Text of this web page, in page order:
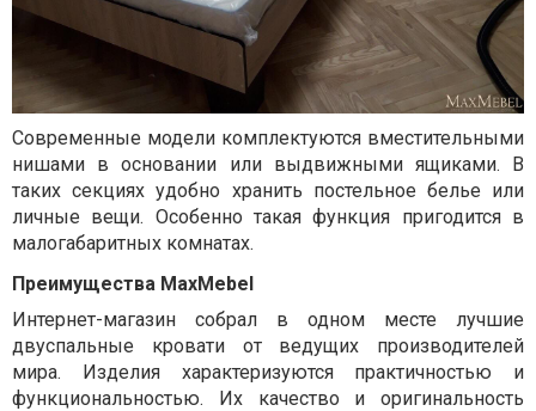
Современные модели комплектуются вместительными
нишами в основании или выдвижными ящиками. В
таких секциях удобно хранить постельное белье или
личные вещи. Особенно такая функция пригодится в
малогабаритных комнатах.
Преимущества MaxMebel
Интернет-магазин собрал в одном месте лучшие
двуспальные кровати от ведущих производителей
мира. Изделия характеризуются практичностью и
функциональностью. Их качество и оригинальность